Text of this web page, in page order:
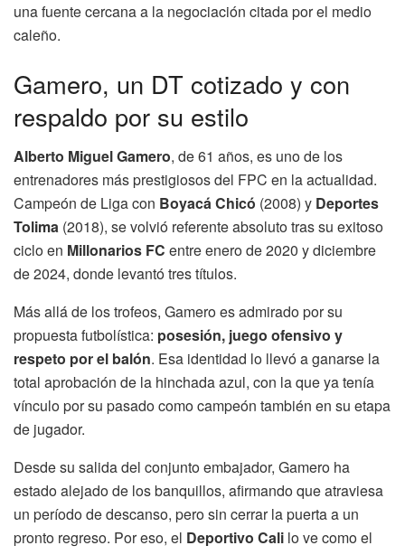
una fuente cercana a la negociación citada por el medio
caleño.
Gamero, un DT cotizado y con
respaldo por su estilo
Alberto Miguel Gamero, de 61 años, es uno de los
entrenadores más prestigiosos del FPC en la actualidad.
Campeón de Liga con Boyacá Chicó (2008) y Deportes
Tolima (2018), se volvió referente absoluto tras su exitoso
ciclo en Millonarios FC entre enero de 2020 y diciembre
de 2024, donde levantó tres títulos.
Más allá de los trofeos, Gamero es admirado por su
propuesta futbolística: posesión, juego ofensivo y
respeto por el balón. Esa identidad lo llevó a ganarse la
total aprobación de la hinchada azul, con la que ya tenía
vínculo por su pasado como campeón también en su etapa
de jugador.
Desde su salida del conjunto embajador, Gamero ha
estado alejado de los banquillos, afirmando que atraviesa
un período de descanso, pero sin cerrar la puerta a un
pronto regreso. Por eso, el Deportivo Cali lo ve como el